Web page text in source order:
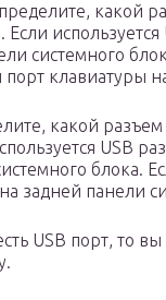
какой
системного
клавиатуры
какой
USB
блока.
задней панели
USB порт, то